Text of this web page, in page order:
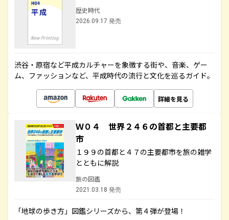
歴史時代
2026.09.17 発売
渋谷・原宿など平成カルチャーを象徴する街や、音楽、ゲー
ム、ファッションなど、平成時代の流行と文化を巡るガイド。
詳細を見る
Ｗ０４ 世界２４６の首都と主要都
市
１９９の首都と４７の主要都市を旅の雑学
とともに解説
旅の図鑑
2021.03.18 発売
「地球の歩き方」図鑑シリーズから、第４弾が登場！